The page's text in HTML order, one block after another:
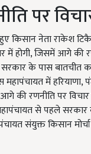
पर
किसान नेता राकेश
होगी, जिसमें आगे की
के पास बातचीत
में हरियाणा,
की रणनीति पर
से पहले सरकार
संयुक्त किसान